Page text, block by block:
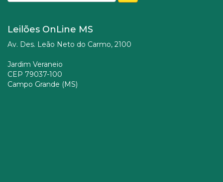
Leilões OnLine MS
Av. Des. Leão Neto do Carmo, 2100
Jardim Veraneio
CEP 79037-100
Campo Grande (MS)